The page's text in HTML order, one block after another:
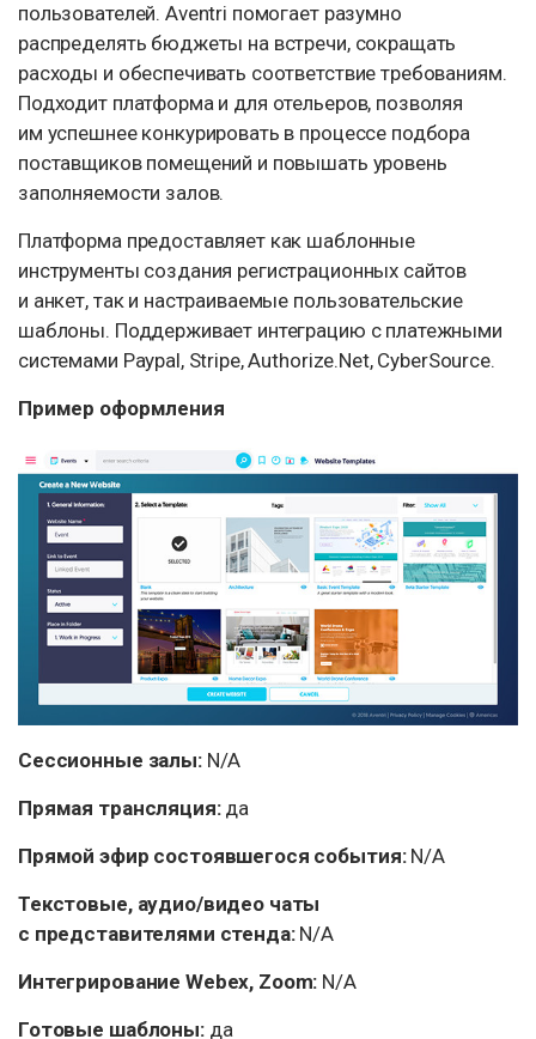
пользователей. Aventri помогает разумно
распределять бюджеты на встречи, сокращать
расходы и обеспечивать соответствие требованиям.
Подходит платформа и для отельеров, позволяя
им успешнее конкурировать в процессе подбора
поставщиков помещений и повышать уровень
заполняемости залов.
Платформа предоставляет как шаблонные
инструменты создания регистрационных сайтов
и анкет, так и настраиваемые пользовательские
шаблоны. Поддерживает интеграцию с платежными
системами Paypal, Stripe, Authorize.Net, CyberSource.
Пример оформления
Сессионные залы:N/A
Прямая трансляция:да
Прямой эфир состоявшегося события:N/A
Текстовые, аудио/видео чаты
с представителями стенда:N/A
Интегрирование Webex, Zoom: N/A
Готовые шаблоны:да